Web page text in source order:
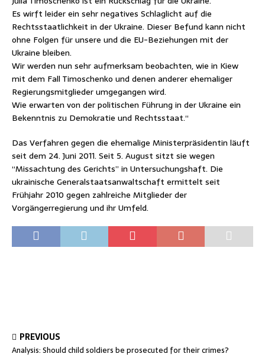
Es wirft leider ein sehr negatives Schlaglicht auf die
Rechtsstaatlichkeit in der Ukraine. Dieser Befund kann nicht
ohne Folgen für unsere und die EU-Beziehungen mit der
Ukraine bleiben.
Wir werden nun sehr aufmerksam beobachten, wie in Kiew
mit dem Fall Timoschenko und denen anderer ehemaliger
Regierungsmitglieder umgegangen wird.
Wie erwarten von der politischen Führung in der Ukraine ein
Bekenntnis zu Demokratie und Rechtsstaat.“
Das Verfahren gegen die ehemalige Ministerpräsidentin läuft
seit dem 24. Juni 2011. Seit 5. August sitzt sie wegen
“Missachtung des Gerichts” in Untersuchungshaft. Die
ukrainische Generalstaatsanwaltschaft ermittelt seit
Frühjahr 2010 gegen zahlreiche Mitglieder der
Vorgängerregierung und ihr Umfeld.
PREVIOUS
Analysis: Should child soldiers be prosecuted for their crimes?